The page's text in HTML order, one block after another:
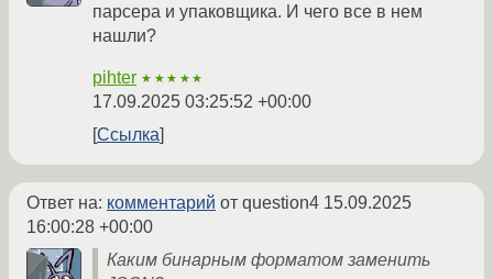
парсера и упаковщика. И чего все в нем
нашли?
pihter ★★★★★
17.09.2025 03:25:52 +00:00
Ссылка
Ответ на: комментарий от question4 15.09.2025
16:00:28 +00:00
Каким бинарным форматом заменить